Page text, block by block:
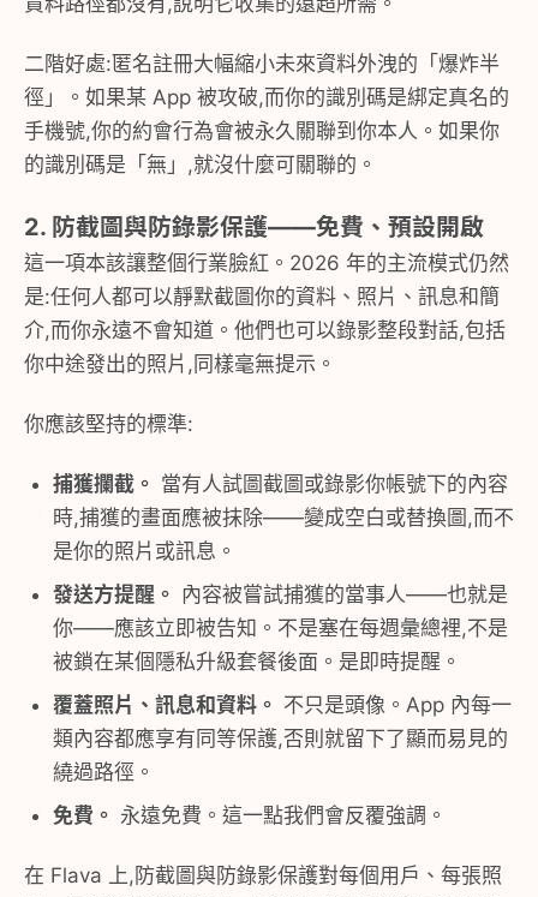
二階好處:匿名註冊大幅縮小未來資料外洩的「爆炸半
徑」。如果某 App 被攻破,而你的識別碼是綁定真名的
手機號,你的約會行為會被永久關聯到你本人。如果你
的識別碼是「無」,就沒什麼可關聯的。
2. 防截圖與防錄影保護——免費、預設開啟
這一項本該讓整個行業臉紅。2026 年的主流模式仍然
是:任何人都可以靜默截圖你的資料、照片、訊息和簡
介,而你永遠不會知道。他們也可以錄影整段對話,包括
你中途發出的照片,同樣毫無提示。
你應該堅持的標準:
捕獲攔截。 當有人試圖截圖或錄影你帳號下的內容
時,捕獲的畫面應被抹除——變成空白或替換圖,而不
是你的照片或訊息。
發送方提醒。 內容被嘗試捕獲的當事人——也就是
你——應該立即被告知。不是塞在每週彙總裡,不是
被鎖在某個隱私升級套餐後面。是即時提醒。
覆蓋照片、訊息和資料。 不只是頭像。App 內每一
類內容都應享有同等保護,否則就留下了顯而易見的
繞過路徑。
免費。 永遠免費。這一點我們會反覆強調。
在 Flava 上,防截圖與防錄影保護對每個用戶、每張照